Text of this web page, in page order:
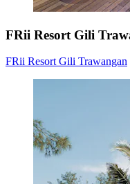
FRii Resort Gili
FRii Resort Gili Trawangan